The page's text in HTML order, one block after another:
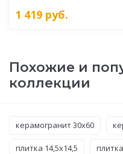
1 419 руб.
Похожие и
коллекции
керамогранит 30x60
плитка 14,5x14,5